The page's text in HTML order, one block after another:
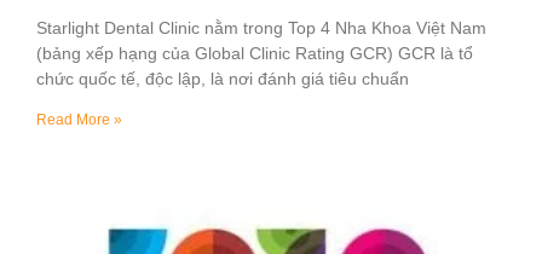
Starlight Dental Clinic nằm trong Top 4 Nha Khoa Việt Nam
(bảng xếp hạng của Global Clinic Rating GCR) GCR là tổ
chức quốc tế, độc lập, là nơi đánh giá tiêu chuẩn
Read More »